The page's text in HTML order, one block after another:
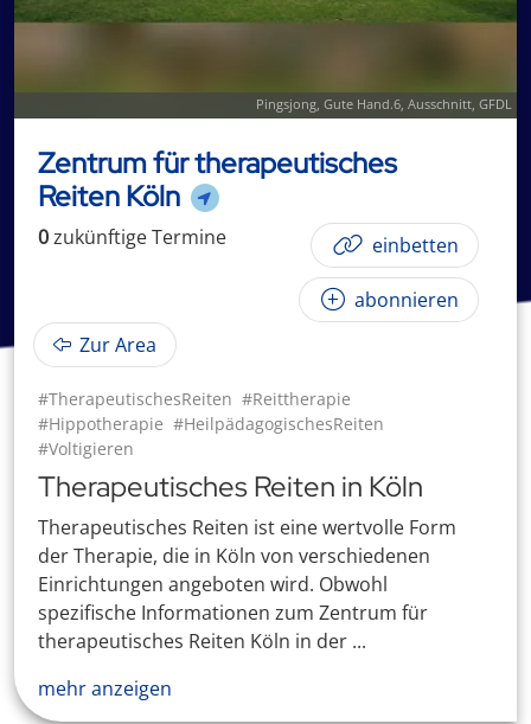
Pingsjong, Gute Hand.6, Ausschnitt, GFDL
Zentrum für therapeutisches
Reiten Köln
0zukünftigeTermine einbetten
abonnieren
Zur Area
#TherapeutischesReiten #Reittherapie
#Hippotherapie #HeilpädagogischesReiten
#Voltigieren
Therapeutisches Reiten in Köln
Therapeutisches Reiten ist eine wertvolle Form
der Therapie, die in Köln von verschiedenen
Einrichtungen angeboten wird. Obwohl
spezifische Informationen zum Zentrum für
therapeutisches Reiten Köln in der ...
mehr anzeigen